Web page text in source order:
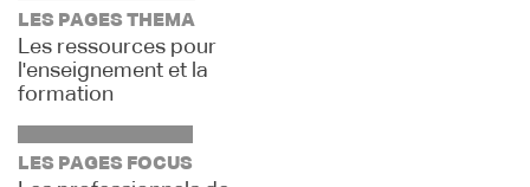
LES PAGES THEMA
Les ressources pour
l'enseignement et la
formation
LES PAGES FOCUS